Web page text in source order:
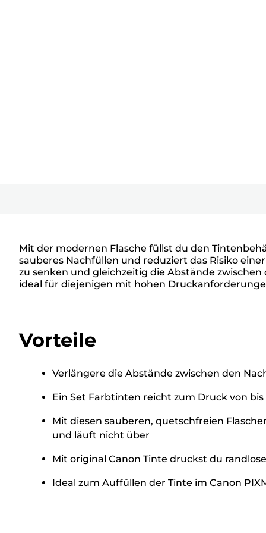
Mit der modernen Flasche füllst du den
sauberes Nachfüllen und reduziert das Risiko
zu senken und gleichzeitig die Abstände
ideal für diejenigen mit hohen
Vorteile
Verlängere die Abstände zwischen den
Ein Set Farbtinten reicht zum Druck von
Mit diesen sauberen, quetschfreien
und läuft nicht über
Mit original Canon Tinte druckst du
Ideal zum Auffüllen der Tinte im Canon